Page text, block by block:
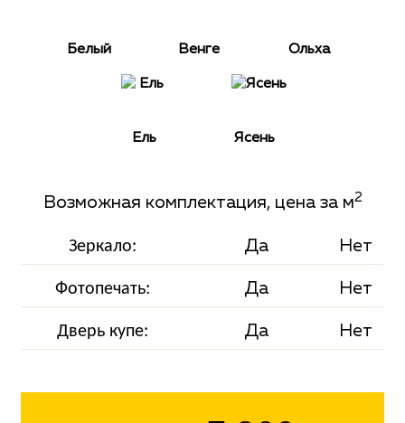
Белый Венге Ольха
Ель Ясень
Возможная комплектация, цена за м2
Зеркало: Да Нет
Фотопечать: Да Нет
Дверь купе: Да Нет